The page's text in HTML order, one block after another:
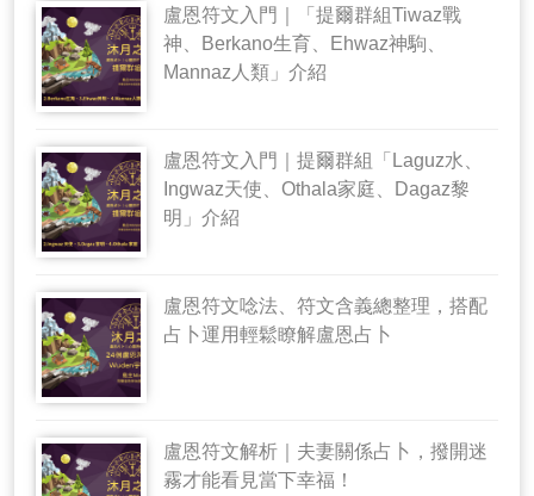
盧恩符文入門｜「提爾群組Tiwaz戰
神、Berkano生育、Ehwaz神駒、
Mannaz人類」介紹
盧恩符文入門｜提爾群組「Laguz水、
Ingwaz天使、Othala家庭、Dagaz黎
明」介紹
盧恩符文唸法、符文含義總整理，搭配
占卜運用輕鬆瞭解盧恩占卜
盧恩符文解析｜夫妻關係占卜，撥開迷
霧才能看見當下幸福！